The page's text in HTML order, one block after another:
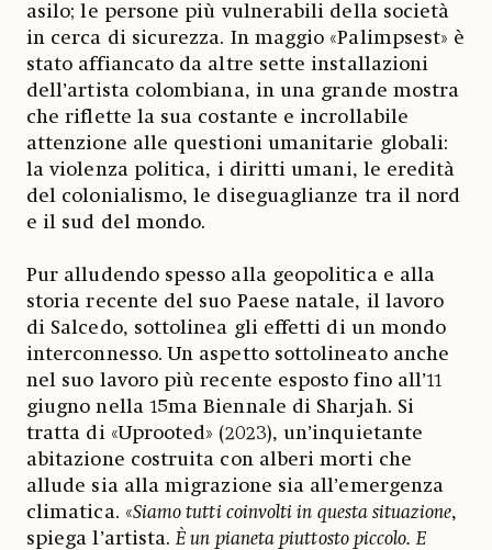
asilo; le persone più vulnerabili della società
in cerca di sicurezza. In maggio «Palimpsest» è
stato affiancato da altre sette installazioni
dell’artista colombiana, in una grande mostra
che riflette la sua costante e incrollabile
attenzione alle questioni umanitarie globali:
la violenza politica, i diritti umani, le eredità
del colonialismo, le diseguaglianze tra il nord
e il sud del mondo.
Pur alludendo spesso alla geopolitica e alla
storia recente del suo Paese natale, il lavoro
di Salcedo, sottolinea gli effetti di un mondo
interconnesso. Un aspetto sottolineato anche
nel suo lavoro più recente esposto fino all’11
giugno nella 15ma Biennale di Sharjah. Si
tratta di «Uprooted» (2023), un’inquietante
abitazione costruita con alberi morti che
allude sia alla migrazione sia all’emergenza
climatica. «Siamo tutti coinvolti in questa situazione,
spiega l’artista.È un pianeta piuttosto piccolo. E